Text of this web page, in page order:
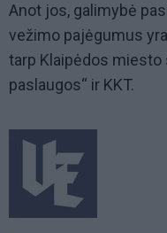
Anot jos, galimybė
vežimo pajėgumus
tarp Klaipėdos miesto
paslaugos“ ir KKT.